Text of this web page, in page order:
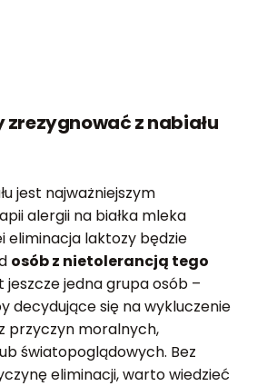
zrezygnować z nabiału
jest najważniejszym
alergii na białka mleka
eliminacja laktozy będzie
osób z nietolerancją tego
jeszcze jedna grupa osób –
decydujące się na wykluczenie
przyczyn moralnych,
światopoglądowych. Bez
eliminacji, warto wiedzieć